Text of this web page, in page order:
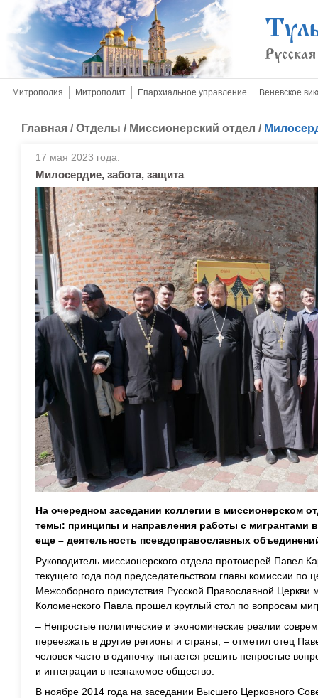
Митрополия Митрополит Епархиальное управление Веневское
Главная /Отделы / Миссионерский отдел /
17 мая 2023 года.
Милосердие, забота, защита
На очередном заседании коллегии в миссионерском
темы: принципы и направления работы с мигрантами
еще – деятельность псевдоправославных
Руководитель миссионерского отдела протоиерей Павел
текущего года под председательством главы комиссии
Межсоборного присутствия Русской Православной Церкви
Коломенского Павла прошел круглый стол по вопросам
– Непростые политические и экономические реалии
переезжать в другие регионы и страны, – отметил отец
человек часто в одиночку пытается решить непростые
и интеграции в незнакомое общество.
В ноябре 2014 года на заседании Высшего Церковного